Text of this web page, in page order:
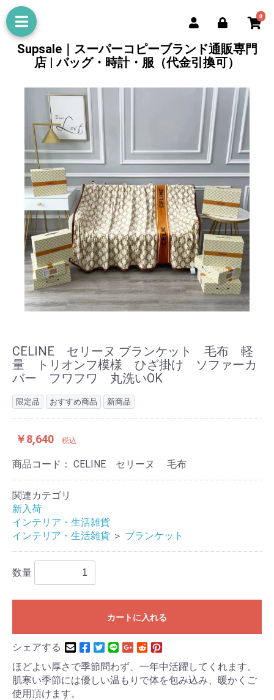
0
Supsale｜スーパーコピーブランド通販専門
店 | バッグ・時計・服（代金引換可）
CELINE セリーヌ ブランケット 毛布 軽
量 トリオンフ模様 ひざ掛け ソファーカ
バー フワフワ 丸洗いOK
限定品 おすすめ商品 新商品
￥8,640 税込
商品コード： CELINE セリーヌ 毛布
関連カテゴリ
新入荷
インテリア・生活雑貨
インテリア・生活雑貨 ＞ ブランケット
数量
カートに入れる
シェアする
ほどよい厚さで季節問わず、一年中活躍してくれます。
肌寒い季節には優しい温もりで体を包み込み、暖かくご
使用頂けます。